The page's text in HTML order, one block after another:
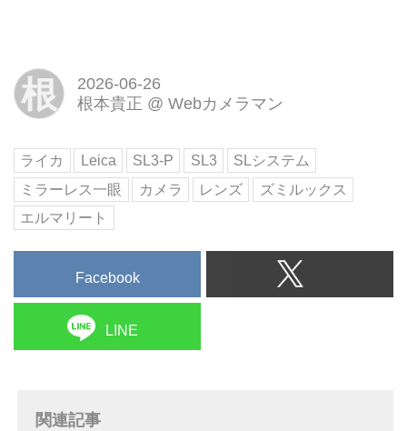
根
2026-06-26
根本貴正 @ Webカメラマン
ライカ Leica SL3-P SL3
SLシステム
ミラーレス一眼
カメラ レンズ
ズミルックス
エルマリート
Facebook
LINE
関連記事